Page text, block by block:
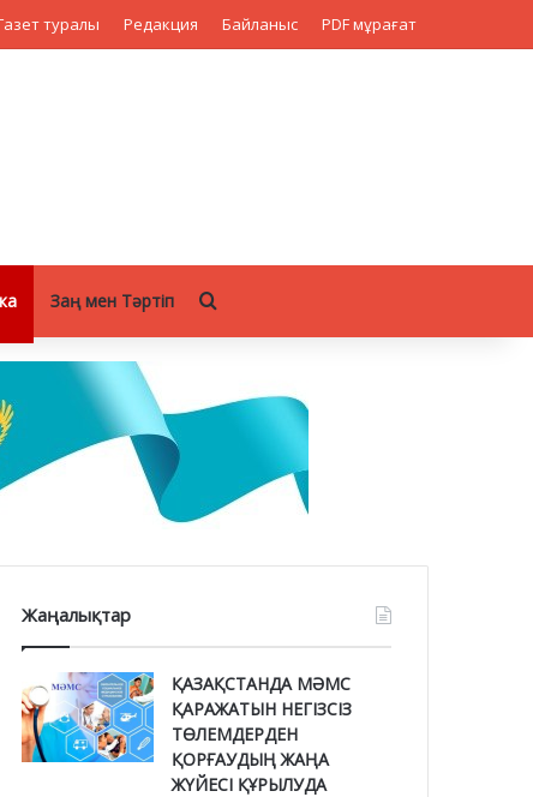
туралы Редакция Байланыс PDF мұрағат
Заң мен Тәртіп
Жаңалықтар
ҚАЗАҚСТАНДА МӘМС
ҚАРАЖАТЫН НЕГІЗСІЗ
ТӨЛЕМДЕРДЕН
ҚОРҒАУДЫҢ ЖАҢА
ЖҮЙЕСІ ҚҰРЫЛУДА